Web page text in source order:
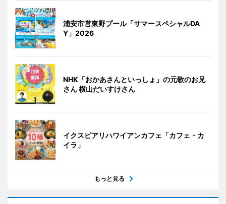
浦安市営東野プール「サマースペシャルDA
Y」2026
NHK「おかあさんといっしょ」の元歌のお兄
さん 横山だいすけさん
イクスピアリハワイアンカフェ「カフェ・カ
イラ」
もっと見る